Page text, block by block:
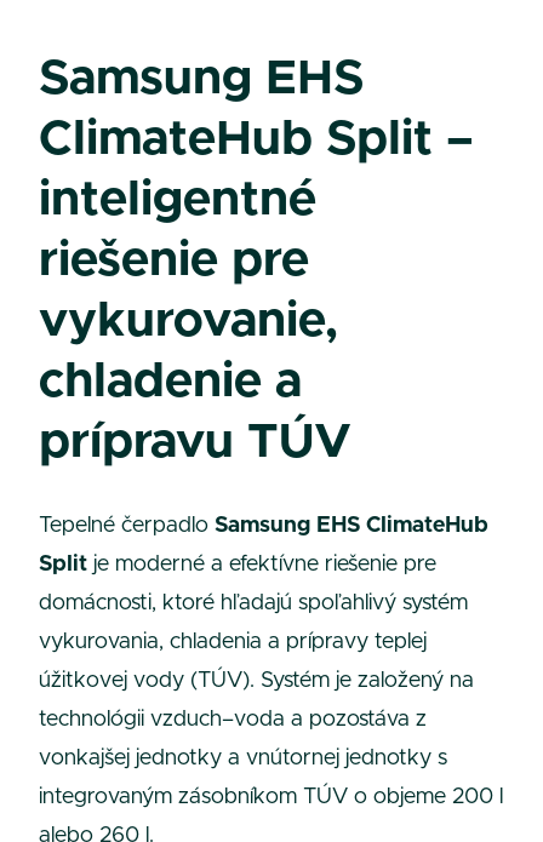
Samsung EHS
ClimateHub Split –
inteligentné
riešenie pre
vykurovanie,
chladenie a
prípravu TÚV
Tepelné čerpadlo Samsung EHS ClimateHub
Split je moderné a efektívne riešenie pre
domácnosti, ktoré hľadajú spoľahlivý systém
vykurovania, chladenia a prípravy teplej
úžitkovej vody (TÚV). Systém je založený na
technológii vzduch–voda a pozostáva z
vonkajšej jednotky a vnútornej jednotky s
integrovaným zásobníkom TÚV o objeme 200 l
alebo 260 l.